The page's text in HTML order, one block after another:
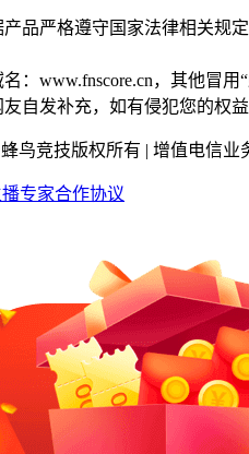
品严格遵守国家法律相关规
：www.fnscore.cn，其他冒
自发补充，如有侵犯您的权益
鸟竞技版权所有 | 增值电信业
专家合作协议